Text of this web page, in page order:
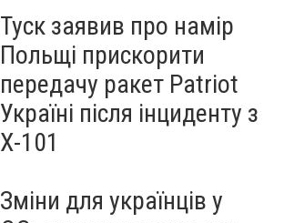
Туск заявив про намір
Польщі прискорити
передачу ракет Patriot
Україні після інциденту з
Х-101
Зміни для українців у